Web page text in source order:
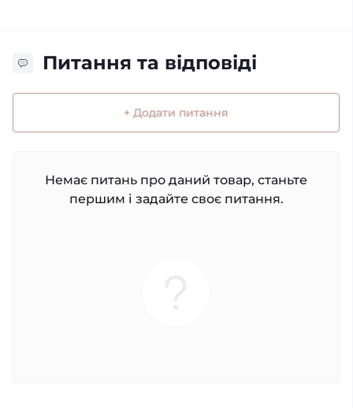
Питання та відповіді
+ Додати питання
Немає питань про даний товар, станьте
першим і задайте своє питання.